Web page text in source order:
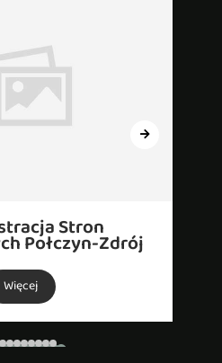
Stron
Połczyn-Zdrój
Więcej